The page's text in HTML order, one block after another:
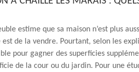
estime que sa maison n’est plus
de la vendre. Pourtant, selon les
pour gagner des superficies
de la cour ou du jardin. Pour une